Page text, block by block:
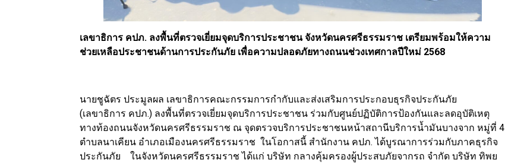
เลขาธิการ คปภ. ลงพื้นที่ตรวจเยี่ยมจุดบริการประชาชน จังหวัดนครศรีธรรมราช เตรียมพร้อมให้ความ
ช่วยเหลือประชาชนด้านการประกันภัย เพื่อความปลอดภัยทางถนนช่วงเทศกาลปีใหม่ 2568
นายชูฉัตร ประมูลผล เลขาธิการคณะกรรมการกำกับและส่งเสริมการประกอบธุรกิจประกันภัย
(เลขาธิการ คปภ.) ลงพื้นที่ตรวจเยี่ยมจุดบริการประชาชน ร่วมกับศูนย์ปฏิบัติการป้องกันและลดอุบัติเหตุ
ทางท้องถนนจังหวัดนครศรีธรรมราช ณ จุดตรวจบริการประชาชนหน้าสถานีบริการน้ำมันบางจาก หมู่ที่ 4
ตำบลนาเคียน อำเภอเมืองนครศรีธรรมราช ในโอกาสนี้ สำนักงาน คปภ. ได้บูรณาการร่วมกับภาคธุรกิจ
ประกันภัย ในจังหวัดนครศรีธรรมราช ได้แก่ บริษัท กลางคุ้มครองผู้ประสบภัยจากรถ จำกัด บริษัท ทิพย